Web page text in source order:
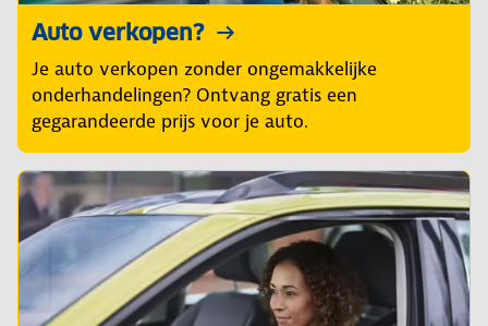
Auto verkopen?
Je auto verkopen zonder ongemakkelijke
onderhandelingen? Ontvang gratis een
gegarandeerde prijs voor je auto.